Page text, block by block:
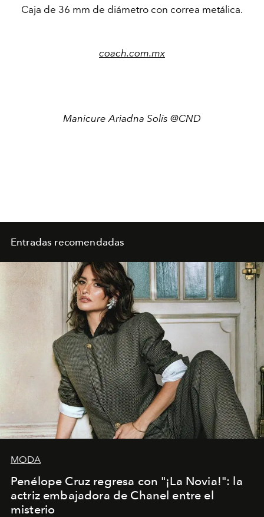
Caja de 36 mm de diámetro con correa metálica.
coach.com.mx
Manicure Ariadna Solís @CND
Entradas recomendadas
MODA
Penélope Cruz regresa con "¡La Novia!": la
actriz embajadora de Chanel entre el
misterio